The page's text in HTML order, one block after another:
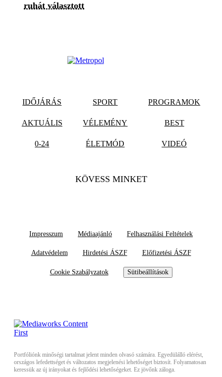
ruhát választott
IDŐJÁRÁS SPORT PROGRAMOK
AKTUÁLIS VÉLEMÉNY BEST
0-24 ÉLETMÓD VIDEÓ
KÖVESS MINKET
Impresszum Médiaajánló Felhasználási Feltételek
Adatvédelem Hirdetési ÁSZF Előfizetési ÁSZF
Cookie Szabályzatok Sütibeállítások
Portfóliónk minőségi tartalmat jelent minden olvasó számára. Egyedülálló elérést,
országos lefedettséget és változatos megjelenési lehetőséget biztosít. Folyamatosan
keressük az új irányokat és fejlődési lehetőségeket. Ez jövőnk záloga.